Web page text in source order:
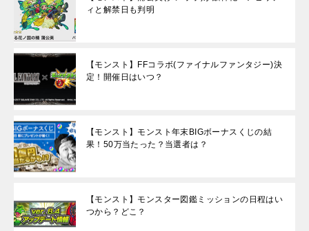
ィと解禁日も判明
【モンスト】FFコラボ(ファイナルファンタジー)決
定！開催日はいつ？
【モンスト】モンスト年末BIGボーナスくじの結
果！50万当たった？当選者は？
【モンスト】モンスター図鑑ミッションの日程はい
つから？どこ？